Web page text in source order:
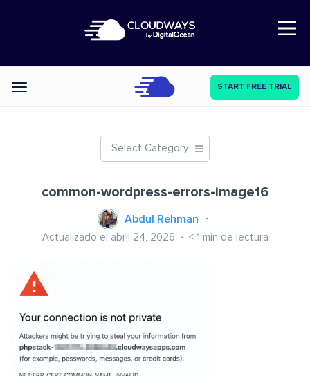
Open Nav
Categories START FREE TRIAL
Select Category
common-wordpress-errors-image16
Abdul Rehman
Actualizado el abril 24, 2026 < 1 min de lectura